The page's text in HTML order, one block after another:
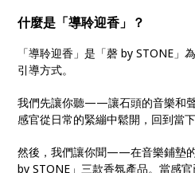
什麼是「導聆迎香」？
「導聆迎香」是「磬 by STONE」
引導方式。
我們先讓你聽——讓石頭的音樂和
感官從日常的緊繃中鬆開，回到當下
然後，我們讓你聞——在音樂鋪墊
by STONE」三款香氛產品。當感